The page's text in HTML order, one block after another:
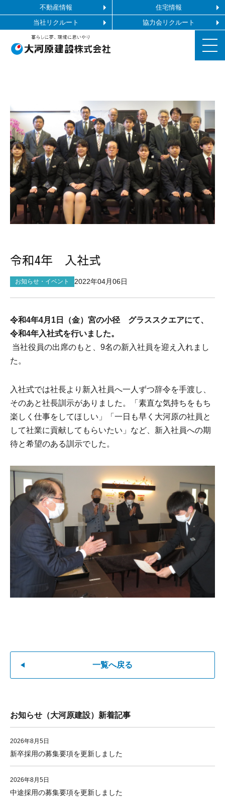
不動産情報
住宅情報
当社リクルート
協力会リクルート
協力会社の皆様へ
お問い合わせ
施工ギャラリー
企業情報
事業内容
令和4年 入社式
お知らせ・イベント 2022年04月06日
令和4年4月1日（金）宮の小径 グラススクエアにて、
令和4年入社式を行いました。
当社役員の出席のもと、9名の新入社員を迎え入れまし
た。
入社式では社長より新入社員へ一人ずつ辞令を手渡し、
そのあと社長訓示がありました。「素直な気持ちをもち
楽しく仕事をしてほしい」「一日も早く大河原の社員と
して社業に貢献してもらいたい」など、新入社員への期
待と希望のある訓示でした。
一覧へ戻る
お知らせ（大河原建設）新着記事
2026年8月5日
新卒採用の募集要項を更新しました
2026年8月5日
中途採用の募集要項を更新しました